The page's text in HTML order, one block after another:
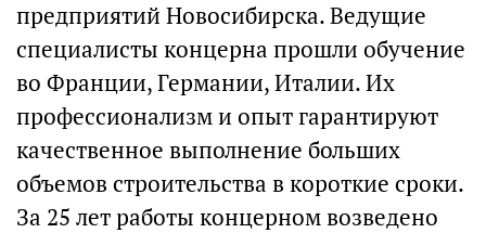
предприятий Новосибирска. Ведущие
специалисты концерна прошли обучение
во Франции, Германии, Италии. Их
профессионализм и опыт гарантируют
качественное выполнение больших
объемов строительства в короткие сроки.
За 25 лет работы концерном возведено